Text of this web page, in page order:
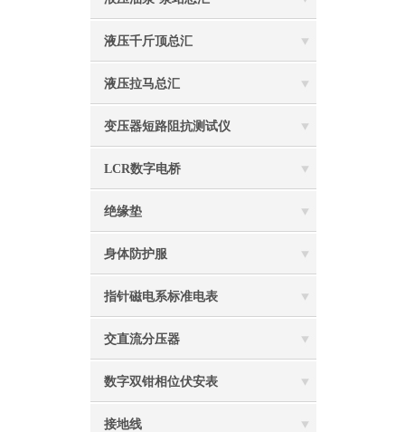
液压千斤顶总汇
液压拉马总汇
变压器短路阻抗测试仪
LCR数字电桥
绝缘垫
身体防护服
指针磁电系标准电表
交直流分压器
数字双钳相位伏安表
接地线